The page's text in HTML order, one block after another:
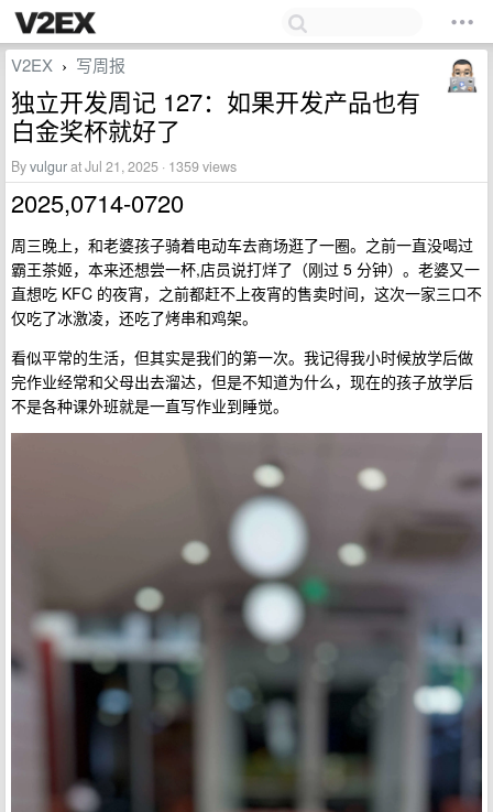
V2EX › 写周报
独立开发周记 127：如果开发产品也有
白金奖杯就好了
Byvulgurat Jul 21, 2025 · 1359 views
2025,0714-0720
周三晚上，和老婆孩子骑着电动车去商场逛了一圈。之前一直没喝过
霸王茶姬，本来还想尝一杯,店员说打烊了（刚过 5 分钟）。老婆又一
直想吃 KFC 的夜宵，之前都赶不上夜宵的售卖时间，这次一家三口不
仅吃了冰激凌，还吃了烤串和鸡架。
看似平常的生活，但其实是我们的第一次。我记得我小时候放学后做
完作业经常和父母出去溜达，但是不知道为什么，现在的孩子放学后
不是各种课外班就是一直写作业到睡觉。